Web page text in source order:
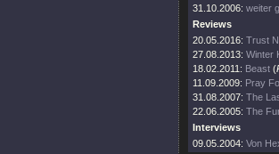
31.10.2006: weiter
Reviews
20.05.2016: Trust
27.08.2013: Winter
18.02.2011: Beast (
11.09.2009: Pray
31.08.2007: The
22.06.2005: The
Interviews
09.05.2004: Von